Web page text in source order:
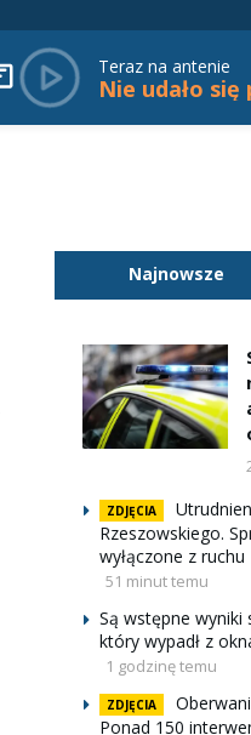
Teraz na antenie
Najnowsze
ZDJĘCIA
Rzeszowskiego.
wyłączone z ruchu
51 minut temu
Są wstępne wyniki
który wypadł z
1 godzinę temu
ZDJĘCIA
Ponad 150